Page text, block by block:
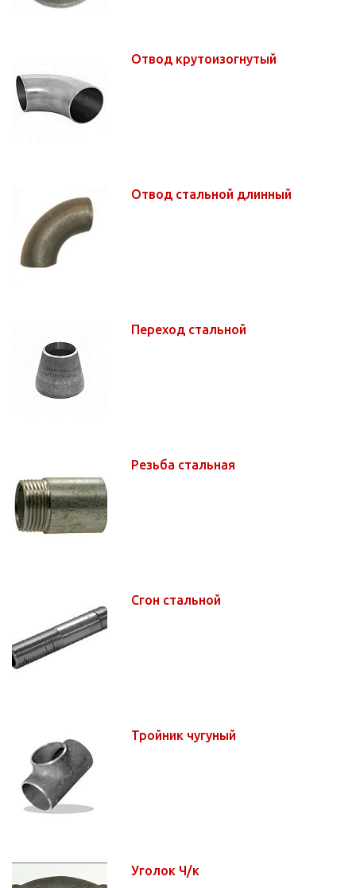
Отвод крутоизогнутый
Отвод стальной длинный
Переход стальной
Резьба стальная
Сгон стальной
Тройник чугуный
Уголок Ч/к